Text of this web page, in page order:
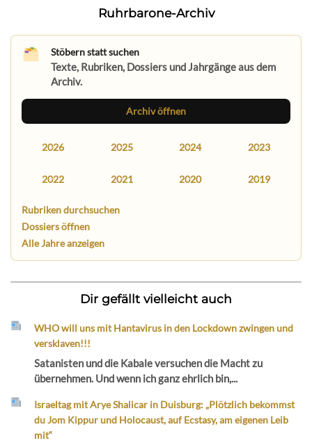
Ruhrbarone-Archiv
Stöbern statt suchen
Texte, Rubriken, Dossiers und Jahrgänge aus dem
Archiv.
Archiv öffnen
2026 2025 2024 2023
2022 2021 2020 2019
Rubriken durchsuchen
Dossiers öffnen
Alle Jahre anzeigen
Dir gefällt vielleicht auch
WHO will uns mit Hantavirus in den Lockdown zwingen und
versklaven!!!
Satanisten und die Kabale versuchen die Macht zu
übernehmen. Und wenn ich ganz ehrlich bin,...
Israeltag mit Arye Shalicar in Duisburg: „Plötzlich bekommst
du Jom Kippur und Holocaust, auf Ecstasy, am eigenen Leib
mit“